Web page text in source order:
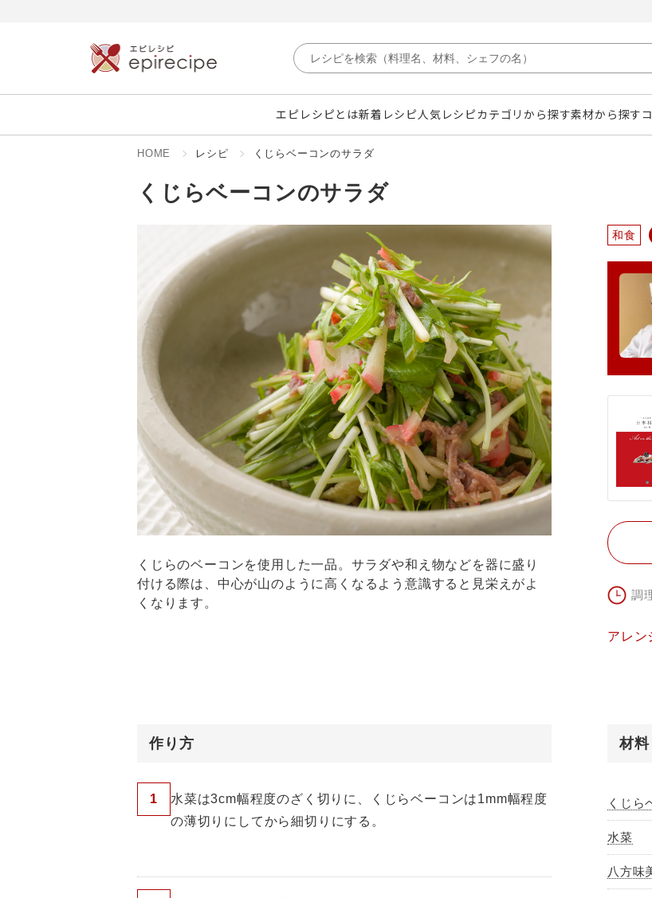
エピレシピとは新着レシピ人気レシピカテゴリから探す素材から探す
HOME レシピ くじらベーコンのサラダ
くじらベーコンのサラダ
くじらのベーコンを使用した一品。サラダや和え物などを器に盛り
付ける際は、中心が山のように高くなるよう意識すると見栄えがよ
くなります。
和食
調
アレン
作り方
1
水菜は3cm幅程度のざく切りに、くじらベーコンは1mm幅程度
の薄切りにしてから細切りにする。
材料
くじら
水菜
八方味